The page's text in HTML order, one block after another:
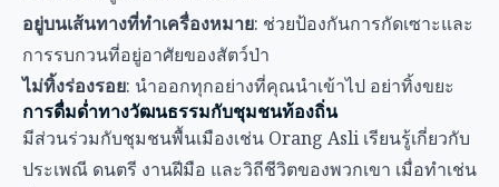
อยู่บนเส้นทางที่ทำเครื่องหมาย: ช่วยป้องกันการกัดเซาะและ
การรบกวนที่อยู่อาศัยของสัตว์ป่า
ไม่ทิ้งร่องรอย: นำออกทุกอย่างที่คุณนำเข้าไป อย่าทิ้งขยะ
การดื่มด่ำทางวัฒนธรรมกับชุมชนท้องถิ่น
มีส่วนร่วมกับชุมชนพื้นเมืองเช่น Orang Asli เรียนรู้เกี่ยวกับ
ประเพณี ดนตรี งานฝีมือ และวิถีชีวิตของพวกเขา เมื่อทำเช่น